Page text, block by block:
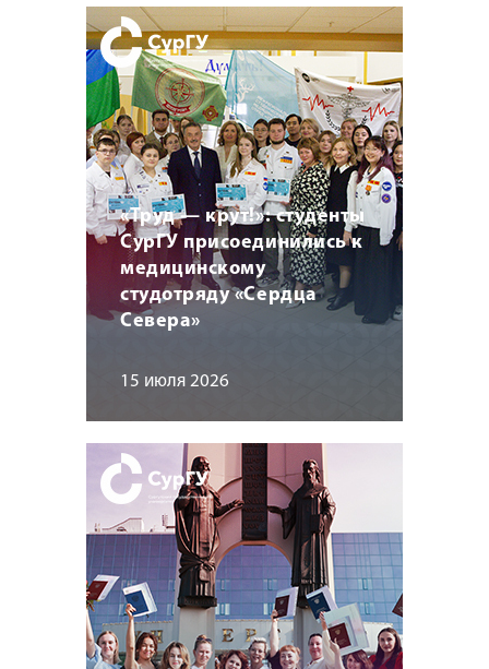
«Труд — крут!»: студенты
СурГУ присоединились к
медицинскому
студотряду «Сердца
Севера»
15 июля 2026